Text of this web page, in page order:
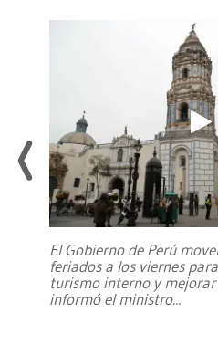
El Gobierno de Perú
feriados a los viernes
turismo interno y
informó el ministro...